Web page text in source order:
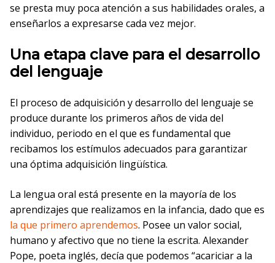
se presta muy poca atención a sus habilidades orales, a
enseñarlos a expresarse cada vez mejor.
Una etapa clave para el desarrollo
del lenguaje
El proceso de adquisición y desarrollo del lenguaje se
produce durante los primeros años de vida del
individuo, periodo en el que es fundamental que
recibamos los estímulos adecuados para garantizar
una óptima adquisición lingüística.
La lengua oral está presente en la mayoría de los
aprendizajes que realizamos en la infancia, dado que es
la que primero aprendemos. Posee un valor social,
humano y afectivo que no tiene la escrita. Alexander
Pope, poeta inglés, decía que podemos “acariciar a la